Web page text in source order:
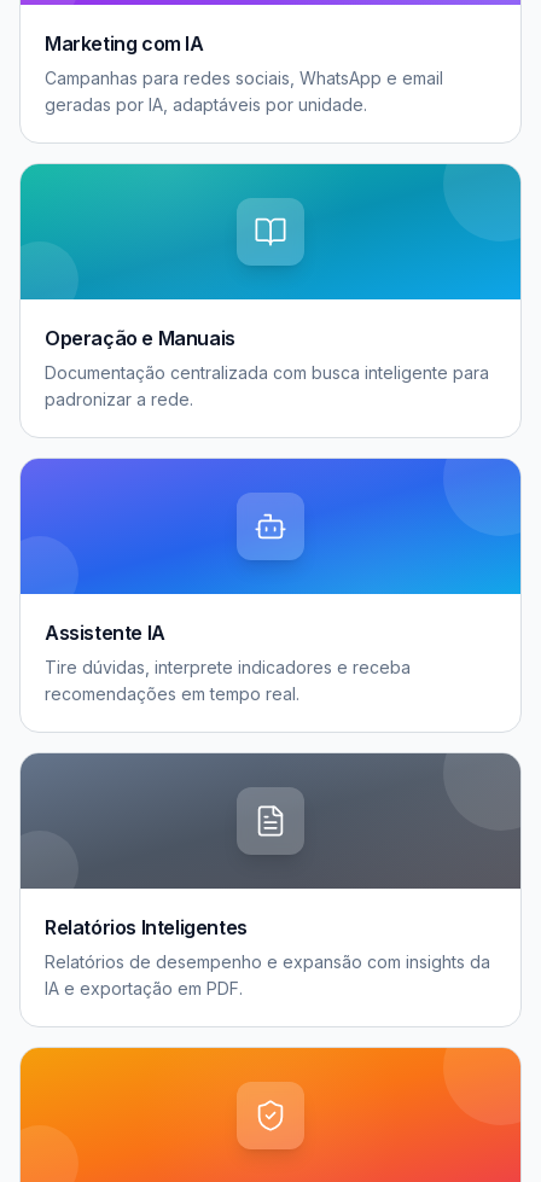
Marketing com IA
Campanhas para redes sociais, WhatsApp e email
geradas por IA, adaptáveis por unidade.
Operação e Manuais
Documentação centralizada com busca inteligente para
padronizar a rede.
Assistente IA
Tire dúvidas, interprete indicadores e receba
recomendações em tempo real.
Relatórios Inteligentes
Relatórios de desempenho e expansão com insights da
IA e exportação em PDF.